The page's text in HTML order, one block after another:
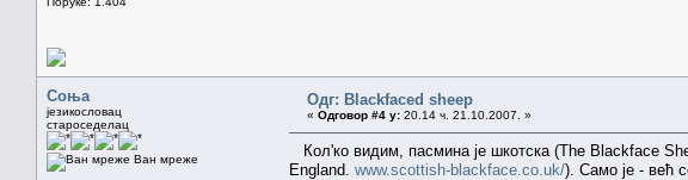
Соња
језикословац
староседелац
Ван мреже
Одг: Blackfaced sheep
« Одговор #4 у: 20.14 ч. 21.10.2007. »
Кол'ко видим, пасмина је шкотска (The Blackface
England. www.scottish-blackface.co.uk/). Само је - већ